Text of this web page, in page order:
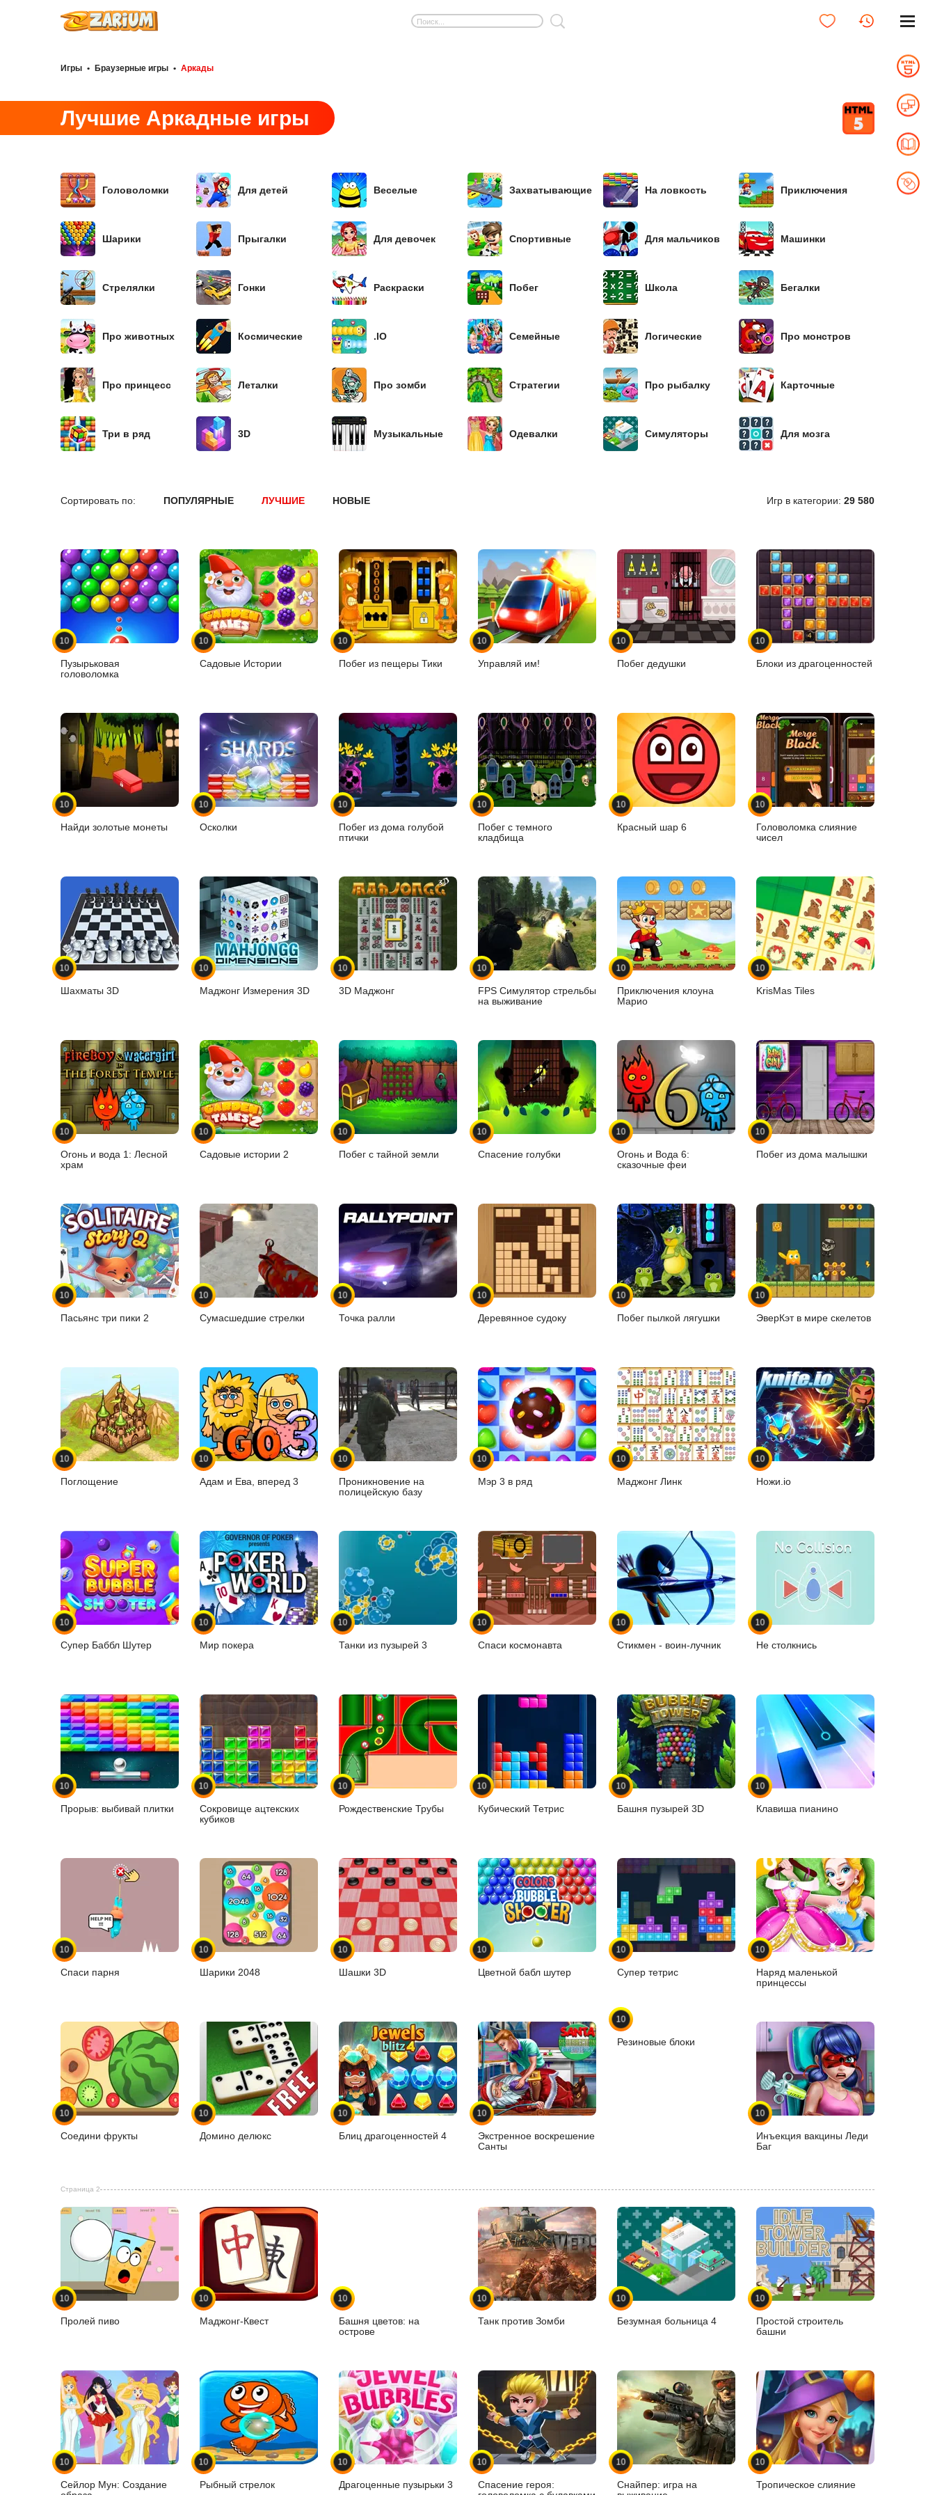
Игры • Браузерные игры • Аркады
Лучшие Аркадные игры
Головоломки Для детей Веселые Захватывающие На ловкость Приключения
Шарики Прыгалки Для девочек Спортивные Для мальчиков Машинки
Стрелялки Гонки Раскраски Побег Школа Бегалки
Про животных Космические .IO Семейные Логические Про монстров
Про принцесс Леталки Про зомби Стратегии Про рыбалку Карточные
Три в ряд 3D Музыкальные Одевалки Симуляторы Для мозга
Сортировать по: ПОПУЛЯРНЫЕ ЛУЧШИЕ НОВЫЕ Игр в категории: 29 580
10
Пузырьковая
головоломка
10
Садовые Истории
10
Побег из пещеры Тики
10
Управляй им!
10
Побег дедушки
10
Блоки из драгоценностей
10
Найди золотые монеты
10
Осколки
10
Побег из дома голубой
птички
10
Побег с темного
кладбища
10
Красный шар 6
10
Головоломка слияние
чисел
10
Шахматы 3D
10
Маджонг Измерения 3D
10
3D Маджонг
10
FPS Симулятор стрельбы
на выживание
10
Приключения клоуна
Марио
10
KrisMas Tiles
10
Огонь и вода 1: Лесной
храм
10
Садовые истории 2
10
Побег с тайной земли
10
Спасение голубки
10
Огонь и Вода 6:
сказочные феи
10
Побег из дома малышки
10
Пасьянс три пики 2
10
Сумасшедшие стрелки
10
Точка ралли
10
Деревянное судоку
10
Побег пылкой лягушки
10
ЭверКэт в мире скелетов
10
Поглощение
10
Адам и Ева, вперед 3
10
Проникновение на
полицейскую базу
10
Мэр 3 в ряд
10
Маджонг Линк
10
Ножи.io
10
Супер Баббл Шутер
10
Мир покера
10
Танки из пузырей 3
10
Спаси космонавта
10
Стикмен - воин-лучник
10
Не столкнись
10
Прорыв: выбивай плитки
10
Сокровище ацтекских
кубиков
10
Рождественские Трубы
10
Кубический Тетрис
10
Башня пузырей 3D
10
Клавиша пианино
10
Спаси парня
10
Шарики 2048
10
Шашки 3D
10
Цветной бабл шутер
10
Супер тетрис
10
Наряд маленькой
принцессы
10
Соедини фрукты
10
Домино делюкс
10
Блиц драгоценностей 4
10
Экстренное воскрешение
Санты
10
Резиновые блоки
10
Инъекция вакцины Леди
Баг
Страница 2
10
Пролей пиво
10
Маджонг-Квест
10
Башня цветов: на
острове
10
Танк против Зомби
10
Безумная больница 4
10
Простой строитель
башни
10
Сейлор Мун: Создание
10
Рыбный стрелок
10
Драгоценные пузырьки 3
10
Спасение героя:
10
Снайпер: игра на
10
Тропическое слияние